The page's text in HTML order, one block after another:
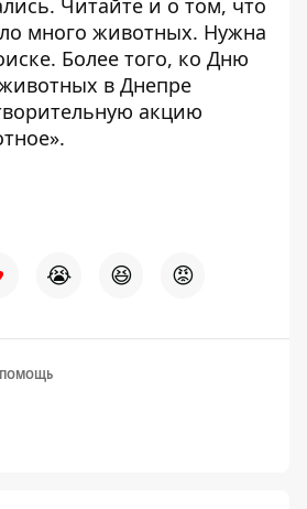
. Читайте и о том, что
много животных. Нужна
Более того, ко Дню
в Днепре
акцию
😭 😆 😡